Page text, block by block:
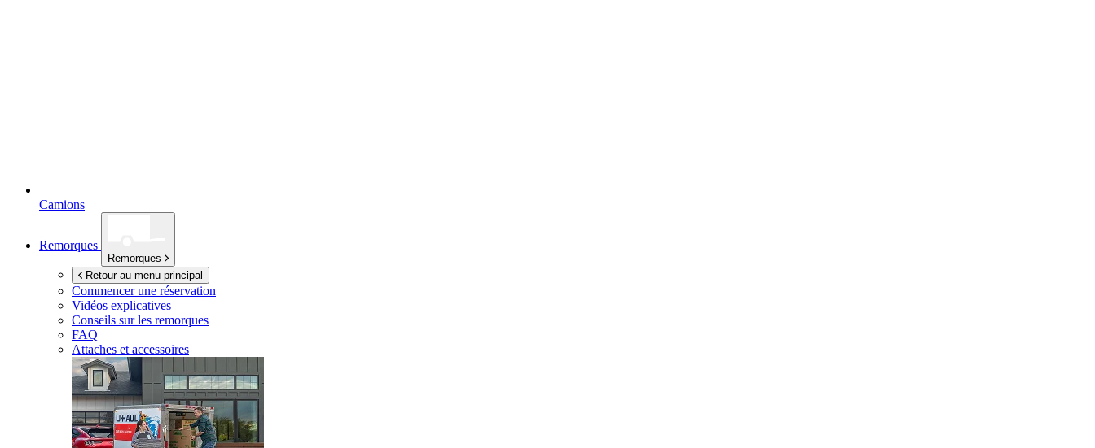
Camions
Remorques
Remorques
Retour au menu principal
Commencer une réservation
Vidéos explicatives
Conseils sur les remorques
FAQ
Attaches et accessoires